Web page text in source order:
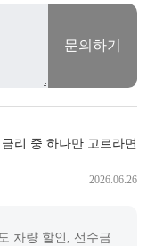
문의하기
리 중 하나만 고르라면
2026.06.26
차량 할인, 선수금